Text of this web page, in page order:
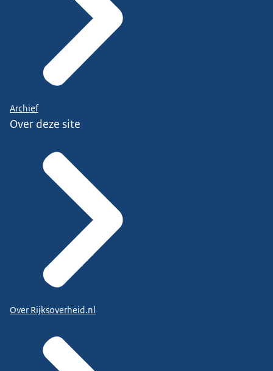
Archief
Over deze site
Over Rijksoverheid.nl